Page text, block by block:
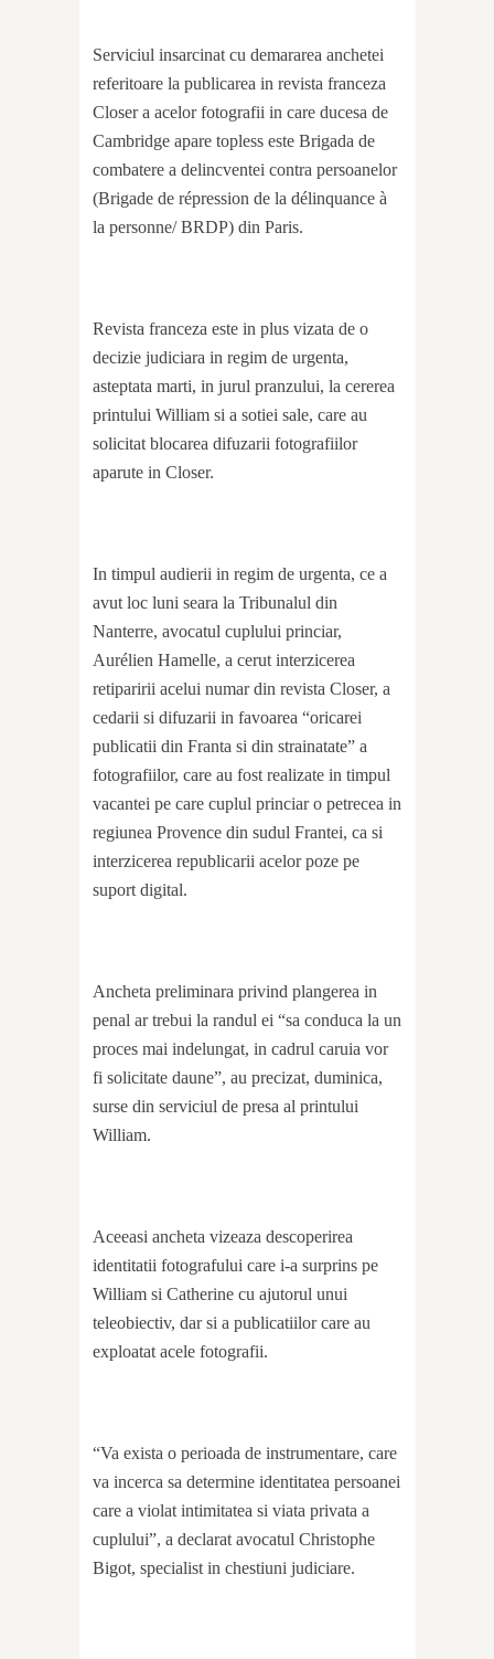
Serviciul insarcinat cu demararea anchetei
referitoare la publicarea in revista franceza
Closer a acelor fotografii in care ducesa de
Cambridge apare topless este Brigada de
combatere a delincventei contra persoanelor
(Brigade de répression de la délinquance à
la personne/ BRDP) din Paris.
Revista franceza este in plus vizata de o
decizie judiciara in regim de urgenta,
asteptata marti, in jurul pranzului, la cererea
printului William si a sotiei sale, care au
solicitat blocarea difuzarii fotografiilor
aparute in Closer.
In timpul audierii in regim de urgenta, ce a
avut loc luni seara la Tribunalul din
Nanterre, avocatul cuplului princiar,
Aurélien Hamelle, a cerut interzicerea
retiparirii acelui numar din revista Closer, a
cedarii si difuzarii in favoarea “oricarei
publicatii din Franta si din strainatate” a
fotografiilor, care au fost realizate in timpul
vacantei pe care cuplul princiar o petrecea in
regiunea Provence din sudul Frantei, ca si
interzicerea republicarii acelor poze pe
suport digital.
Ancheta preliminara privind plangerea in
penal ar trebui la randul ei “sa conduca la un
proces mai indelungat, in cadrul caruia vor
fi solicitate daune”, au precizat, duminica,
surse din serviciul de presa al printului
William.
Aceeasi ancheta vizeaza descoperirea
identitatii fotografului care i-a surprins pe
William si Catherine cu ajutorul unui
teleobiectiv, dar si a publicatiilor care au
exploatat acele fotografii.
“Va exista o perioada de instrumentare, care
va incerca sa determine identitatea persoanei
care a violat intimitatea si viata privata a
cuplului”, a declarat avocatul Christophe
Bigot, specialist in chestiuni judiciare.